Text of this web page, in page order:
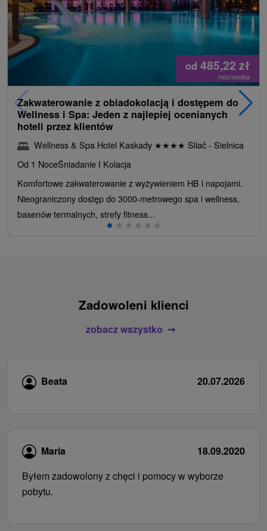
od 485,22 zł
/noc/osoba
Zakwaterowanie z obiadokolacją i dostępem do
Wellness i Spa: Jeden z najlepiej ocenianych
hoteli przez klientów
Wellness & Spa Hotel Kaskady ★★★★ Sliač - Sielnica
Od 1 NoceŚniadanie I Kolacja
Komfortowe zakwaterowanie z wyżywieniem HB i napojami.
Nieograniczony dostęp do 3000-metrowego spa i wellness,
basenów termalnych, strefy fitness...
Zadowoleni klienci
zobacz wszystko
Beata 20.07.2026
Maria
18.09.2020
Byłem zadowolony z chęci i pomocy w wyborze
pobytu.